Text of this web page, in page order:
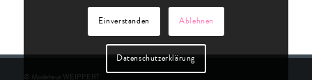
© Modehaus WEIPPERT
Einverstanden Ablehnen
Datenschutzerklärung